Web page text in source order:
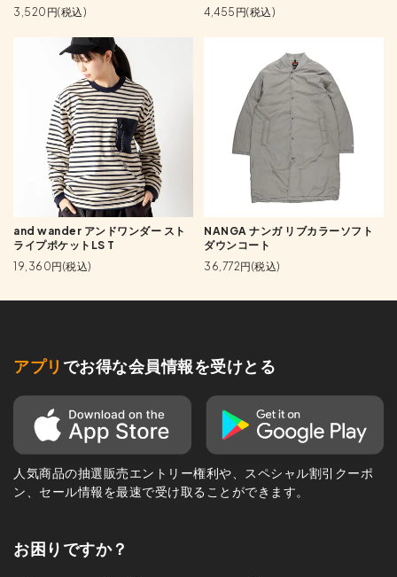
3,520円(税込)
4,455円(税込)
and wander アンドワンダー スト
ライプポケットLS T
19,360円(税込)
NANGA ナンガ リブカラーソフト
ダウンコート
36,772円(税込)
アプリ でお得な会員情報を受けとる
人気商品の抽選販売エントリー権利や、スペシャル割引クーポ
ン、セール情報を最速で受け取ることができます。
お困りですか？